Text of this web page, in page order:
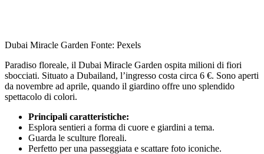
Dubai Miracle Garden Fonte: Pexels
Paradiso floreale, il Dubai Miracle Garden ospita milioni di fiori
sbocciati. Situato a Dubailand, l’ingresso costa circa 6 €. Sono aperti
da novembre ad aprile, quando il giardino offre uno splendido
spettacolo di colori.
Principali caratteristiche:
Esplora sentieri a forma di cuore e giardini a tema.
Guarda le sculture floreali.
Perfetto per una passeggiata e scattare foto iconiche.